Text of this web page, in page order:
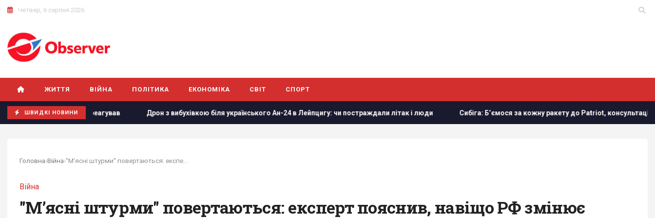
Четвер, 6 серпня 2026
ЖИТТЯ ВІЙНА ПОЛІТИКА ЕКОНОМІКА СВІТ СПОРТ
ШВИДКІ НОВИНИ
відреагував Дрон з вибухівкою біля українського Ан-24 в Лейпцигу: чи постраждали літак і люди Сибіга: Б’ємося за кожну ракету до Patriot, консультації щодо ліцензій
Головна›Війна›
Війна
"М’ясні штурми" повертаються: експерт пояснив, навіщо РФ змінює